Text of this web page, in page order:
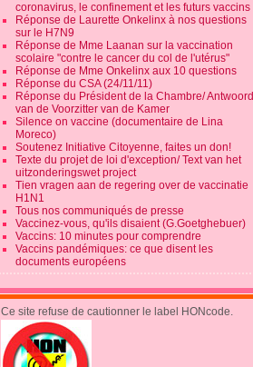
coronavirus, le confinement et les futurs vaccins
Réponse de Laurette Onkelinx à nos questions
sur le H7N9
Réponse de Mme Laanan sur la vaccination
scolaire "contre le cancer du col de l'utérus"
Réponse de Mme Onkelinx aux 10 questions
Réponse du CSA (24/11/11)
Réponse du Président de la Chambre/ Antwoord
van de Voorzitter van de Kamer
Silence on vaccine (documentaire de Lina
Moreco)
Soutenez Initiative Citoyenne, faites un don!
Texte du projet de loi d'exception/ Text van het
uitzonderingswet project
Tien vragen aan de regering over de vaccinatie
H1N1
Tous nos communiqués de presse
Vaccinez-vous, qu'ils disaient (G.Goetghebuer)
Vaccins: 10 minutes pour comprendre
Vaccins pandémiques: ce que disent les
documents européens
Ce site refuse de cautionner le label HONcode.